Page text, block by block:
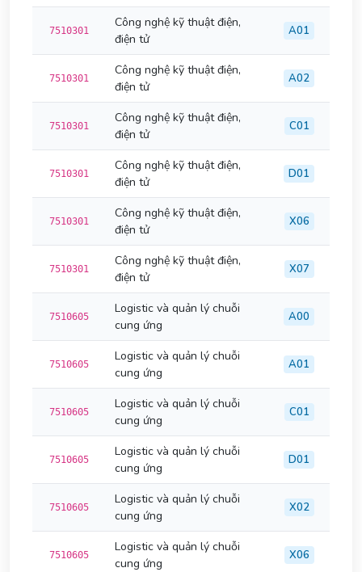
7510301
Công nghệ kỹ thuật điện,
điện tử
A01
7510301
Công nghệ kỹ thuật điện,
điện tử
A02
7510301
Công nghệ kỹ thuật điện,
điện tử
C01
7510301
Công nghệ kỹ thuật điện,
điện tử
D01
7510301
Công nghệ kỹ thuật điện,
điện tử
X06
7510301
Công nghệ kỹ thuật điện,
điện tử
X07
7510605
Logistic và quản lý chuỗi
cung ứng
A00
7510605
Logistic và quản lý chuỗi
cung ứng
A01
7510605
Logistic và quản lý chuỗi
cung ứng
C01
7510605
Logistic và quản lý chuỗi
cung ứng
D01
7510605
Logistic và quản lý chuỗi
cung ứng
X02
7510605
Logistic và quản lý chuỗi
cung ứng
X06